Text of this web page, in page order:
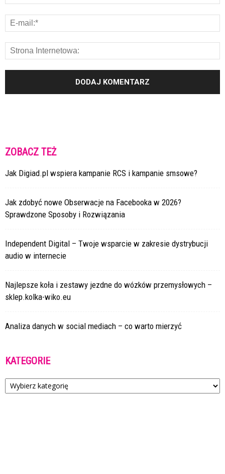
ZOBACZ TEŻ
Jak Digiad.pl wspiera kampanie RCS i kampanie smsowe?
Jak zdobyć nowe Obserwacje na Facebooka w 2026?
Sprawdzone Sposoby i Rozwiązania
Independent Digital – Twoje wsparcie w zakresie dystrybucji
audio w internecie
Najlepsze koła i zestawy jezdne do wózków przemysłowych –
sklep.kolka-wiko.eu
Analiza danych w social mediach – co warto mierzyć
KATEGORIE
Kategorie